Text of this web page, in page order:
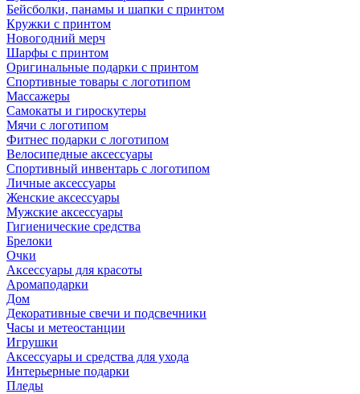
Бейсболки, панамы и шапки с принтом
Кружки с принтом
Новогодний мерч
Шарфы с принтом
Оригинальные подарки с принтом
Спортивные товары с логотипом
Массажеры
Самокаты и гироскутеры
Мячи с логотипом
Фитнес подарки с логотипом
Велосипедные аксессуары
Спортивный инвентарь с логотипом
Личные аксессуары
Женские аксессуары
Мужские аксессуары
Гигиенические средства
Брелоки
Очки
Аксессуары для красоты
Аромаподарки
Дом
Декоративные свечи и подсвечники
Часы и метеостанции
Игрушки
Аксессуары и средства для ухода
Интерьерные подарки
Пледы